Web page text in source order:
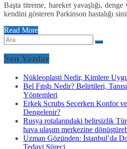
Başta titreme, hareket yavaşlığı,
kendini gösteren Parkinson hastalığı
Read More
Son Yazılar
Nükleoplasti Nedir, Kimlere
Bel Fıtığı Nedir? Belirtileri,
Yöntemleri
Erkek Scrubs Seçerken Konfor
Dengelenir?
Rusya rotalarındaki belirsizlik
hava ulaşım merkezine
Uzman Gözünden: İstanbul’da
Tedavi Süreci